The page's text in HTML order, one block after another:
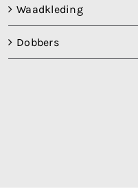
Waadkleding
Dobbers